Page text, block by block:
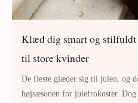
Klæd dig smart og
til store kvinder
De fleste glæder sig til julen, og
højsæsonen for julefrokoster.